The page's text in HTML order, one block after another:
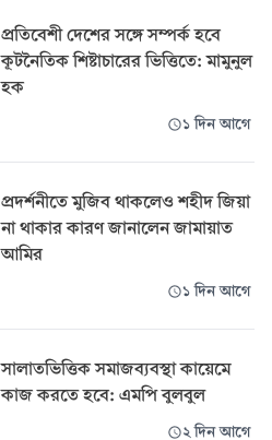
প্রতিবেশী দেশের সঙ্গে সম্পর্ক হবে
কূটনৈতিক শিষ্টাচারের ভিত্তিতে: মামুনুল
হক
১ দিন আগে
প্রদর্শনীতে মুজিব থাকলেও শহীদ জিয়া
না থাকার কারণ জানালেন জামায়াত
আমির
১ দিন আগে
সালাতভিত্তিক সমাজব্যবস্থা কায়েমে
কাজ করতে হবে: এমপি বুলবুল
২ দিন আগে